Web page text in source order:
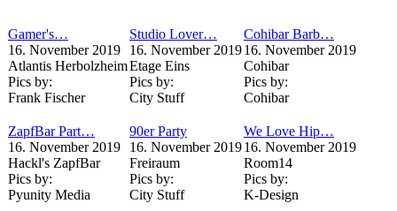
Gamer's…
16. November 2019
Atlantis Herbolzheim
Pics by:
Frank Fischer
Studio Lover…
16. November 2019
Etage Eins
Pics by:
City Stuff
Cohibar Barb…
16. November 2019
Cohibar
Pics by:
Cohibar
ZapfBar Part…
16. November 2019
Hackl's ZapfBar
Pics by:
Pyunity Media
90er Party
16. November 2019
Freiraum
Pics by:
City Stuff
We Love Hip…
16. November 2019
Room14
Pics by:
K-Design